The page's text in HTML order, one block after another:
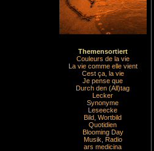
Themensortiert
Couleurs de la vie
La vie comme elle vient
Cest ça, la vie
Je pense que
Durch den (All)tag
Lecker
Synonyme
Leseecke
Bild, Wortbild
Quotidien
Blooming Day
Musik, Radio
ars medicina